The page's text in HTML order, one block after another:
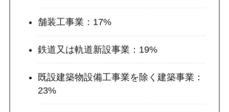
舗装工事業：17%
鉄道又は軌道新設事業：19%
既設建築物設備工事業を除く建築事業：
23%